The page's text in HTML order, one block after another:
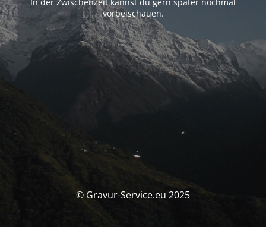
vorbeischauen.
© Gravur-Service.eu 2025